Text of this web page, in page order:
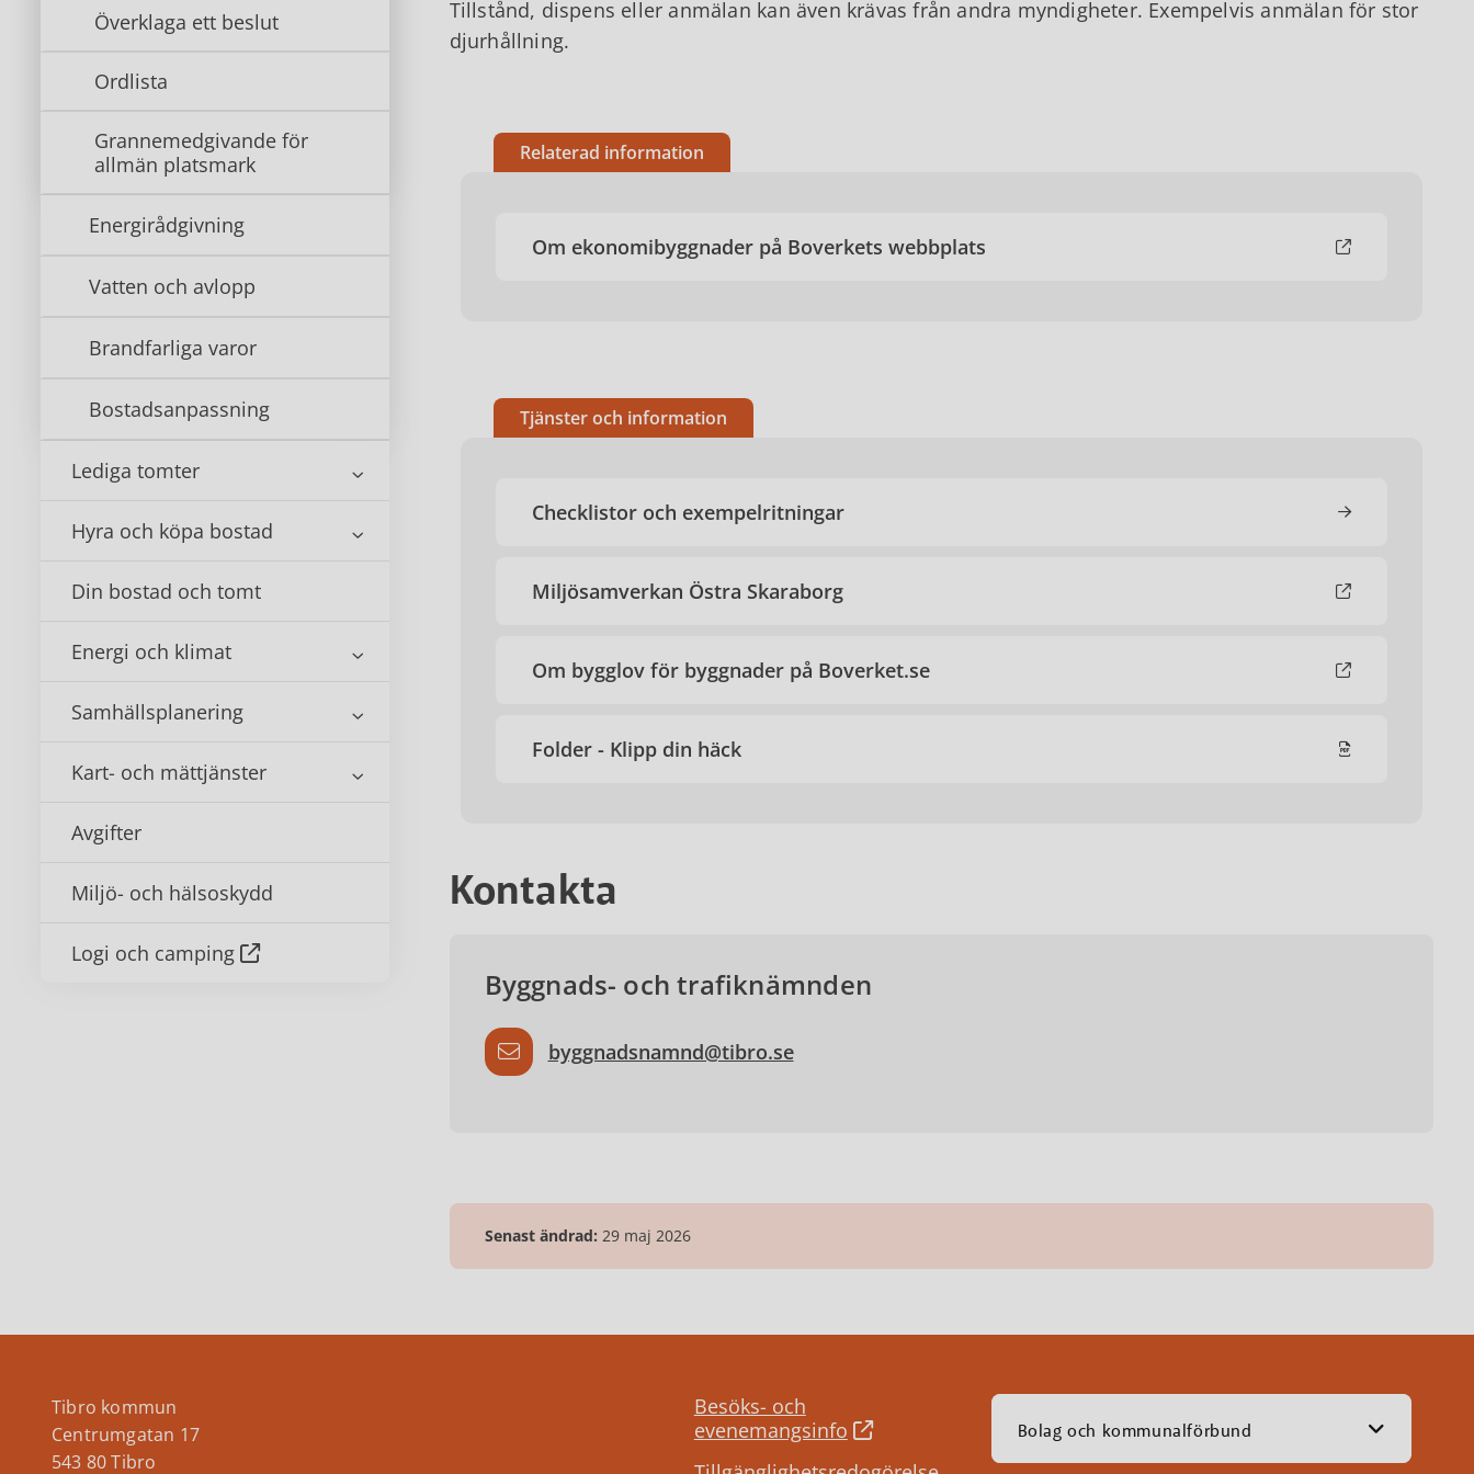
Överklaga ett beslut
Ordlista
Grannemedgivande för
allmän platsmark
Energirådgivning
Vatten och avlopp
Brandfarliga varor
Bostadsanpassning
Lediga tomter
Hyra och köpa bostad
Din bostad och tomt
Energi och klimat
Samhällsplanering
Kart- och mättjänster
Avgifter
Miljö- och hälsoskydd
Logi och camping
Tillstånd, dispens eller anmälan kan även krävas från andra myndigheter. Exempelvis anmälan för stor
djurhållning.
Relaterad information
Om ekonomibyggnader på Boverkets webbplats
Tjänster och information
Checklistor och exempelritningar
Miljösamverkan Östra Skaraborg
Om bygglov för byggnader på Boverket.se
Folder - Klipp din häck
Kontakta
Byggnads- och trafiknämnden
byggnadsnamnd@tibro.se
Senast ändrad: 29 maj 2026
Tibro kommun
Centrumgatan 17
543 80 Tibro
Besöks- och
evenemangsinfo
Bolag och kommunalförbund